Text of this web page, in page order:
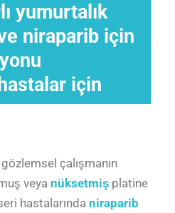
yumurtalık
niraparib için
için
gözlemsel çalışmanın
veyanüksetmiş platine
hastalarında niraparib